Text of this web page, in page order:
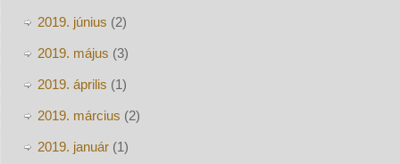
2019. június (2)
2019. május (3)
2019. április (1)
2019. március (2)
2019. január(1)